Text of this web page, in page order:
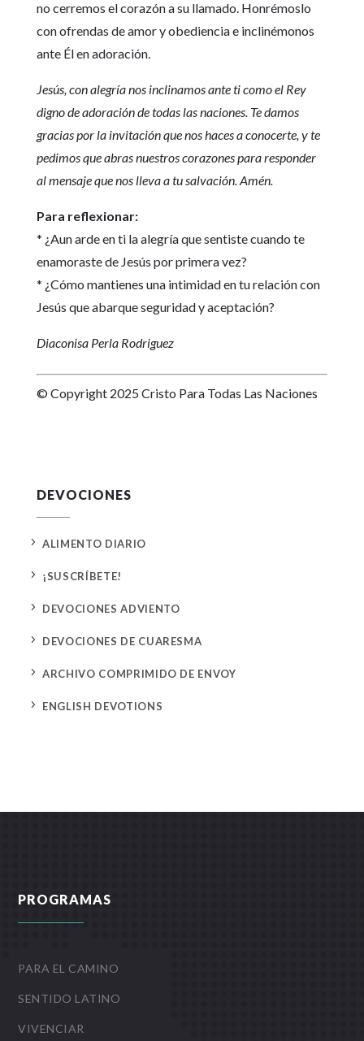
no cerremos el corazón a su llamado. Honrémoslo
con ofrendas de amor y obediencia e inclinémonos
ante Él en adoración.
Jesús, con alegría nos inclinamos ante ti como el Rey
digno de adoración de todas las naciones. Te damos
gracias por la invitación que nos haces a conocerte, y te
pedimos que abras nuestros corazones para responder
al mensaje que nos lleva a tu salvación. Amén.
Para reflexionar:
* ¿Aun arde en ti la alegría que sentiste cuando te
enamoraste de Jesús por primera vez?
* ¿Cómo mantienes una intimidad en tu relación con
Jesús que abarque seguridad y aceptación?
Diaconisa Perla Rodriguez
© Copyright 2025 Cristo Para Todas Las Naciones
DEVOCIONES
5 ALIMENTO DIARIO
5 ¡SUSCRÍBETE!
5 DEVOCIONES ADVIENTO
5 DEVOCIONES DE CUARESMA
5 ARCHIVO COMPRIMIDO DE ENVOY
5 ENGLISH DEVOTIONS
PROGRAMAS
PARA EL CAMINO
SENTIDO LATINO
VIVENCIAR